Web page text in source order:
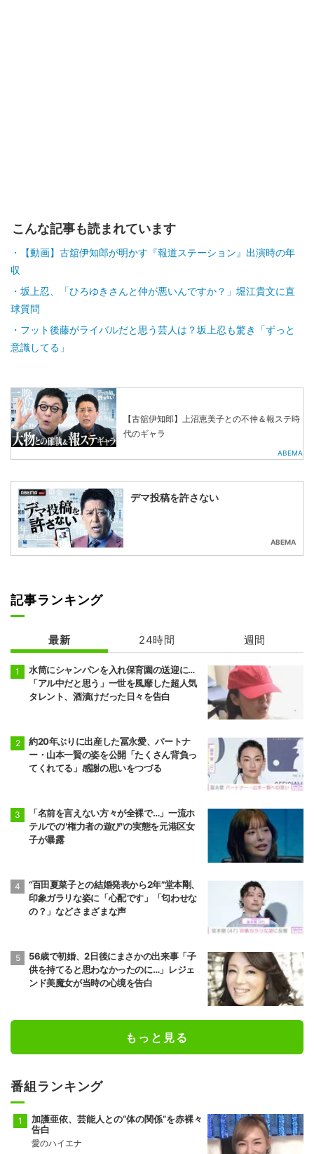
こんな記事も読まれています
【動画】古舘伊知郎が明かす『報道ステーション』出演時の年
収
坂上忍、「ひろゆきさんと仲が悪いんですか？」堀江貴文に直
球質問
フット後藤がライバルだと思う芸人は？坂上忍も驚き「ずっと
意識してる」
【古舘伊知郎】上沼恵美子との不仲＆報ステ時
代のギャラ
ABEMA
デマ投稿を許さない
ABEMA
記事ランキング
最新 24時間 週間
水筒にシャンパンを入れ保育園の送迎に…
「アル中だと思う」一世を風靡した超人気
タレント、酒漬けだった日々を告白
約20年ぶりに出産した冨永愛、パートナ
ー・山本一賢の姿を公開「たくさん背負っ
てくれてる」感謝の思いをつづる
「名前を言えない方々が全裸で…」一流ホ
テルでの"権力者の遊び"の実態を元港区女
子が暴露
“百田夏菜子との結婚発表から2年”堂本剛、
印象ガラリな姿に「心配です」「匂わせな
の？」などさまざまな声
56歳で初婚、2日後にまさかの出来事「子
供を持てると思わなかったのに…」レジェ
ンド美魔女が当時の心境を告白
もっと見る
番組ランキング
加護亜依、芸能人との“体の関係”を赤裸々
告白
愛のハイエナ